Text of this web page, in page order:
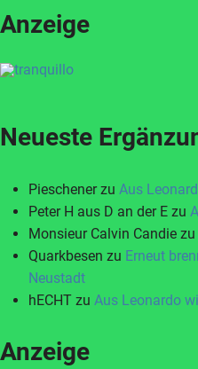
Anzeige
Neueste
Pieschenerzu Aus
Peter H aus D an der E zu
Monsieur Calvin Candie zu
Quarkbesen zu Erneut
Neustadt
hECHT zu Aus Leonardo
Anzeige